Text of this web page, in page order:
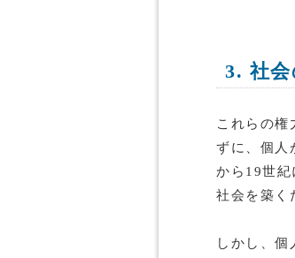
3. 社
これらの権
ずに、個人
から19世紀
社会を築く
しかし、個